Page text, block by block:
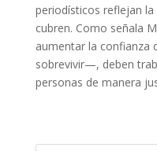
periodísticos reflejan la
cubren. Como señala
aumentar la
sobrevivir—, deben
personas de manera